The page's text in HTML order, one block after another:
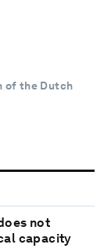
of the Dutch
not
capacity